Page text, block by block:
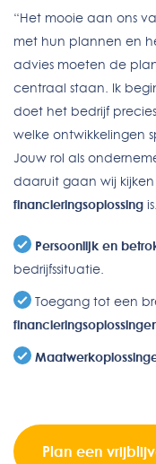
“Het mooie aan ons
met hun plannen en
advies moeten de
centraal staan. Ik
doet het bedrijf
welke ontwikkelingen
Jouw rol als
daaruit gaan wij
financieringsoplossing
Persoonlijk en
bedrijfssituatie.
Toegang tot een
Plan een